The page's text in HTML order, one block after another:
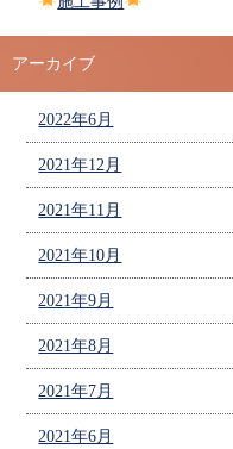
アーカイブ
2022年6月
2021年12月
2021年11月
2021年10月
2021年9月
2021年8月
2021年7月
2021年6月